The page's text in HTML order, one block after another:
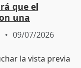
que el
una
propia
09/07/2026